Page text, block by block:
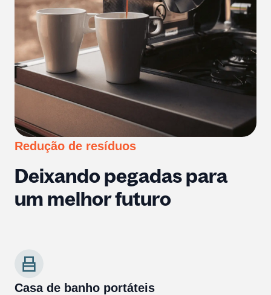
Redução de resíduos
Deixando pegadas para
um melhor futuro
Casa de banho portáteis